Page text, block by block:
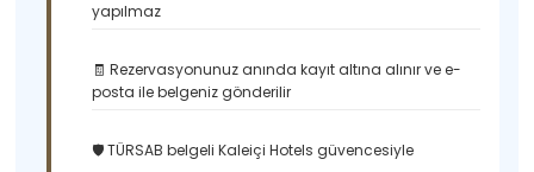
yapılmaz
🧾 Rezervasyonunuz anında kayıt altına alınır ve e-
posta ile belgeniz gönderilir
🛡️ TÜRSAB belgeli Kaleiçi Hotels güvencesiyle